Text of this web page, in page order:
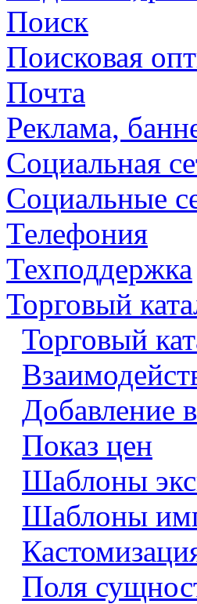
Поиск
Поисковая
Почта
Реклама,
Социальная
Социальные
Телефония
Техподдержка
Торговый
Торговый
Добавление
Показ цен
Шаблоны
Шаблоны
Поля